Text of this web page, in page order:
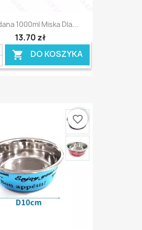
1000ml Miska Dla...
13,70 zł
 DO KOSZYKA
favorite_border